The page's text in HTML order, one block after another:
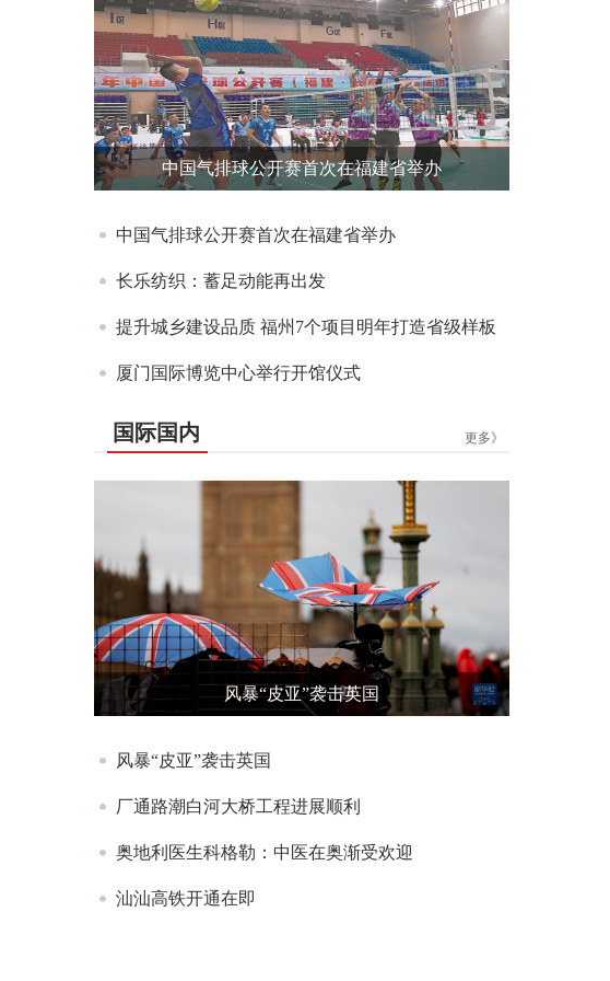
中国气排球公开赛首次在福建省举办
中国气排球公开赛首次在福建省举办
长乐纺织：蓄足动能再出发
提升城乡建设品质 福州7个项目明年打造省级样板
厦门国际博览中心举行开馆仪式
更多》
国际国内
风暴“皮亚”袭击英国
风暴“皮亚”袭击英国
厂通路潮白河大桥工程进展顺利
奥地利医生科格勒：中医在奥渐受欢迎
汕汕高铁开通在即